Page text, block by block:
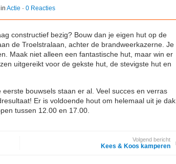
Actie · 0 Reacties
constructief bezig? Bouw dan je eigen hut op de
de Troelstralaan, achter de brandweerkazerne. Je
Maak niet alleen een fantastische hut, maar win er
uitgereikt voor de gekste hut, de stevigste hut en
bouwsels staan er al. Veel succes en verras
Er is voldoende hout om helemaal uit je dak
tussen 12.00 en 17.00.
Volgend bericht
Kees & Koos kamperen